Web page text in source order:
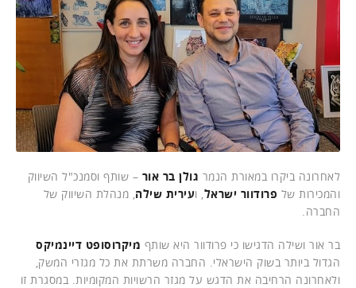
לאחרונה ביקרו במאורת הנמר גולן בר אור – שותף וסמנכ"ל השיווק
והמכירות של פרודוור ישראל , ועירית שילה , מנהלת השיווק של
החברה.
בר אור ושילה הדגישו כי פרודוור היא שותף מיקרוסופט דיינמיקס
הגדול ביותר בשוק הישראלי. החברה משרתת את כל מגזרי המשק,
ולאחרונה הרחיבה את הדגש על מגזר הרשויות המקומיות. במסגרת זו